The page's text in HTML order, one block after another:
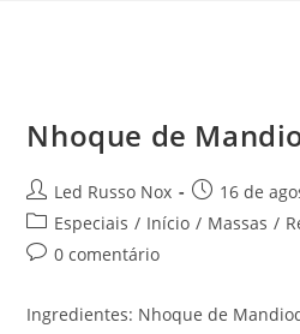
Nhoque de
Led Russo Nox
16 de
Especiais / Início / Massas /
0 comentário
Ingredientes: Nhoque de